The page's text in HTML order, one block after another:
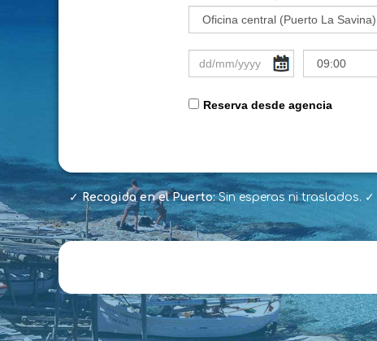
✓ Recogida en el Puerto:Sin esperas ni traslados. ✓